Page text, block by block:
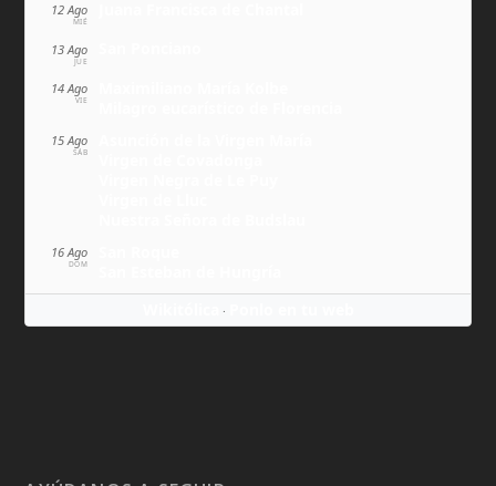
12 Ago
MIÉ
13 Ago
JUE
14 Ago
VIE
15 Ago
SÁB
16 Ago
DOM
·